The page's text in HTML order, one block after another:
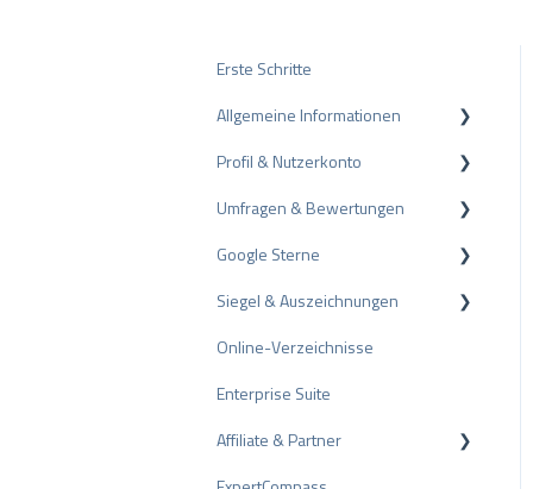
Erste Schritte
Allgemeine Informationen
Datenschutz
Pakete und Preise
API
ProvenEmployer
Profil & Nutzerkonto
Profil-Einstellungen
Nutzerkonto
Rechnungsstellung
Umfragen & Bewertungen
Bewertungen
Umfragen
Andere Bewertungsquellen
Bewertungen teilen
Negative Bewertungen
Google Sterne
Rich Snippet
Siegel & Auszeichnungen
PRO Seal
Bewertungssiegel
Auszeichnungen
Online-Verzeichnisse
Enterprise Suite
Affiliate & Partner